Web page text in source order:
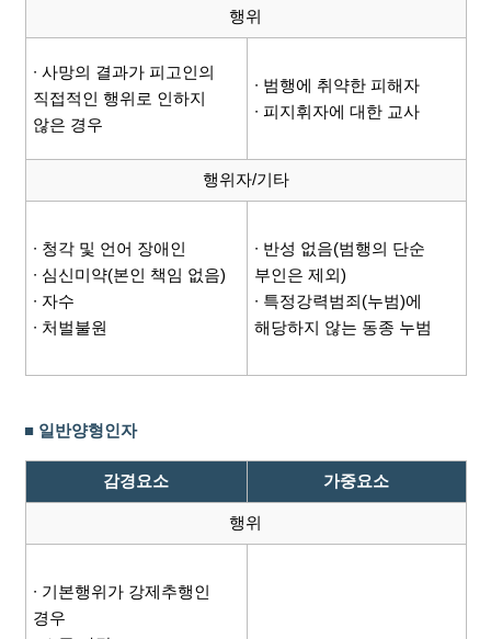
행위
∙ 사망의 결과가 피고인의
직접적인 행위로 인하지
않은 경우
∙ 범행에 취약한 피해자
∙ 피지휘자에 대한 교사
행위자/기타
∙ 청각 및 언어 장애인
∙ 심신미약(본인 책임 없음)
∙ 자수
∙ 처벌불원
∙ 반성 없음(범행의 단순
부인은 제외)
∙ 특정강력범죄(누범)에
해당하지 않는 동종 누범
■ 일반양형인자
감경요소 가중요소
행위
∙ 기본행위가 강제추행인
경우